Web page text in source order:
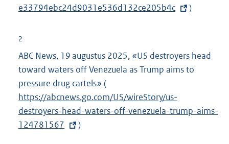
t
e
n
k
:
e33794ebc24d9031e536d132ce205b4c
)
2
ABC News, 19 augustus 2025, «US destroyers head
toward waters off Venezuela as Trump aims to
pressure drug cartels» (
x
t
https://abcnews.go.com/US/wireStory/us-
destroyers-head-waters-off-venezuela-trump-aims-
124781567
)